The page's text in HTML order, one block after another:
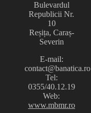
Bulevardul
Republicii Nr.
10
Reșița, Caraș-
Severin
E-mail:
contact@banatica.ro
Tel:
0355/40.12.19
Web:
www.mbmr.ro